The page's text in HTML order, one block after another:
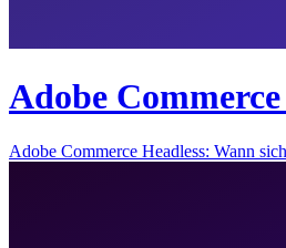
Adobe
Adobe Commerce Headless: Wann